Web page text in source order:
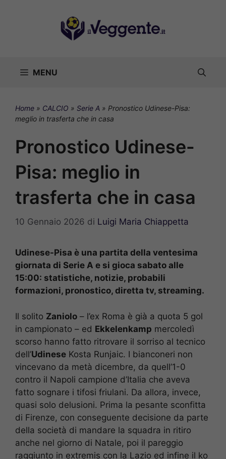
MENU
Home » CALCIO » Serie A » Pronostico Udinese-Pisa:
meglio in trasferta che in casa
Pronostico Udinese-
Pisa: meglio in
trasferta che in casa
10 Gennaio 2026 di Luigi Maria Chiappetta
Udinese-Pisa è una partita della ventesima
giornata di Serie A e si gioca sabato alle
15:00: statistiche, notizie, probabili
formazioni, pronostico, diretta tv, streaming.
Il solito Zaniolo – l’ex Roma è già a quota 5 gol
in campionato – ed Ekkelenkamp mercoledì
scorso hanno fatto ritrovare il sorriso al tecnico
dell’Udinese Kosta Runjaic. I bianconeri non
vincevano da metà dicembre, da quell’1-0
contro il Napoli campione d’Italia che aveva
fatto sognare i tifosi friulani. Da allora, invece,
quasi solo delusioni. Prima la pesante sconfitta
di Firenze, con conseguente decisione da parte
della società di mandare la squadra in ritiro
anche nel giorno di Natale, poi il pareggio
raggiunto in extremis con la Lazio ed infine il ko